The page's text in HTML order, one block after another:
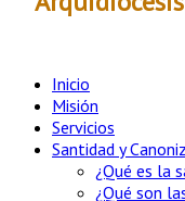
Inicio
Misión
Servicios
Santidad y
¿Qué es la
¿Qué son